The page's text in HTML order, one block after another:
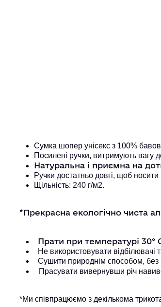
Сумка шопер унісекс з 100%
Посилені ручки, витримують вагу
Натуральна і приємна на
Ручки достатньо довгі, щоб носити
Щільність: 240 г/м2.
*Прекрасна екологічно чиста
Прати при температурі 30°
Не використовувати відбілювачі
Сушити природнім способом, без
Прасувати вивернувши річ
*Ми співпрацюємо з декількома